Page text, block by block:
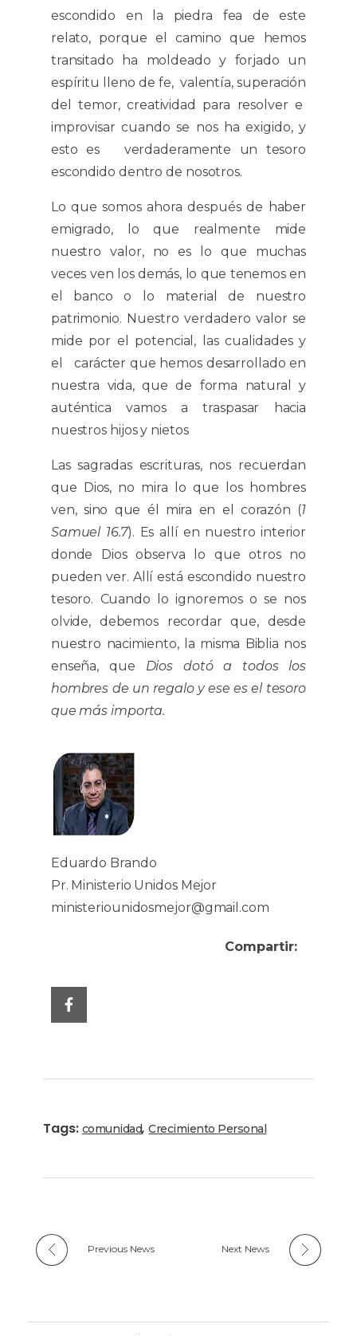
escondido en la piedra fea de este
relato, porque el camino que hemos
transitado ha moldeado y forjado un
espíritu lleno de fe, valentía, superación
del temor, creatividad para resolver e
improvisar cuando se nos ha exigido, y
esto es verdaderamente un tesoro
escondido dentro de nosotros.
Lo que somos ahora después de haber
emigrado, lo que realmente mide
nuestro valor, no es lo que muchas
veces ven los demás, lo que tenemos en
el banco o lo material de nuestro
patrimonio. Nuestro verdadero valor se
mide por el potencial, las cualidades y
el carácter que hemos desarrollado en
nuestra vida, que de forma natural y
auténtica vamos a traspasar hacia
nuestros hijos y nietos
Las sagradas escrituras, nos recuerdan
que Dios, no mira lo que los hombres
ven, sino que él mira en el corazón (1
Samuel 16.7). Es allí en nuestro interior
donde Dios observa lo que otros no
pueden ver. Allí está escondido nuestro
tesoro. Cuando lo ignoremos o se nos
olvide, debemos recordar que, desde
nuestro nacimiento, la misma Biblia nos
enseña, que Dios dotó a todos los
hombres de un regalo y ese es el tesoro
que más importa.
Eduardo Brando
Pr. Ministerio Unidos Mejor
ministeriounidosmejor@gmail.com
Compartir:
Tags: comunidad,Crecimiento Personal
Previous News Next News